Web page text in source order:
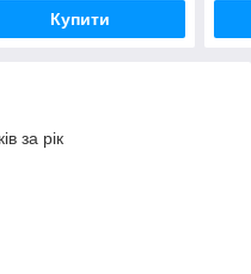
Купити
за рік